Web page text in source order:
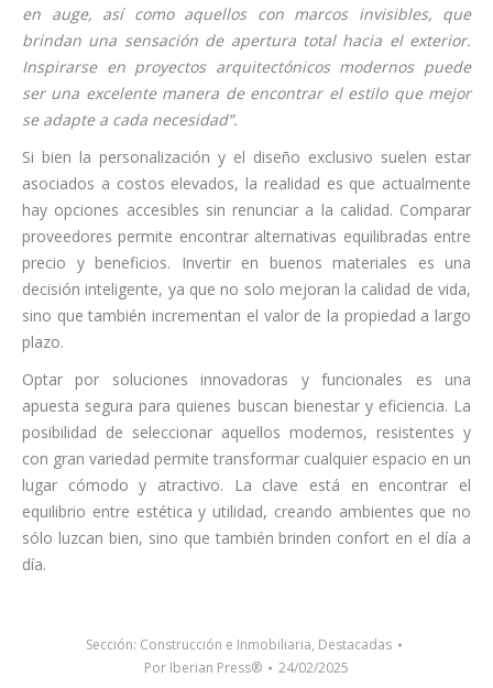
en auge, así como aquellos con marcos invisibles, que
brindan una sensación de apertura total hacia el exterior.
Inspirarse en proyectos arquitectónicos modernos puede
ser una excelente manera de encontrar el estilo que mejor
se adapte a cada necesidad”.
Si bien la personalización y el diseño exclusivo suelen estar
asociados a costos elevados, la realidad es que actualmente
hay opciones accesibles sin renunciar a la calidad. Comparar
proveedores permite encontrar alternativas equilibradas entre
precio y beneficios. Invertir en buenos materiales es una
decisión inteligente, ya que no solo mejoran la calidad de vida,
sino que también incrementan el valor de la propiedad a largo
plazo.
Optar por soluciones innovadoras y funcionales es una
apuesta segura para quienes buscan bienestar y eficiencia. La
posibilidad de seleccionar aquellos modernos, resistentes y
con gran variedad permite transformar cualquier espacio en un
lugar cómodo y atractivo. La clave está en encontrar el
equilibrio entre estética y utilidad, creando ambientes que no
sólo luzcan bien, sino que también brinden confort en el día a
día.
Sección: Construcción e Inmobiliaria, Destacadas
Por Iberian Press® 24/02/2025